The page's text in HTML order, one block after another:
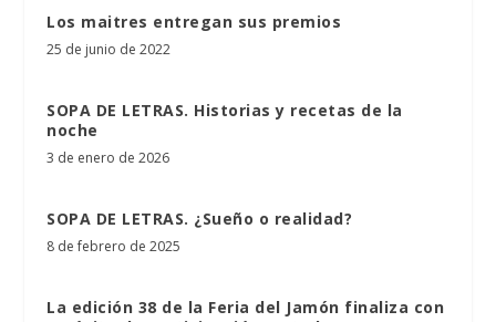
Los maitres entregan sus premios
25 de junio de 2022
SOPA DE LETRAS. Historias y recetas de la
noche
3 de enero de 2026
SOPA DE LETRAS. ¿Sueño o realidad?
8 de febrero de 2025
La edición 38 de la Feria del Jamón finaliza con